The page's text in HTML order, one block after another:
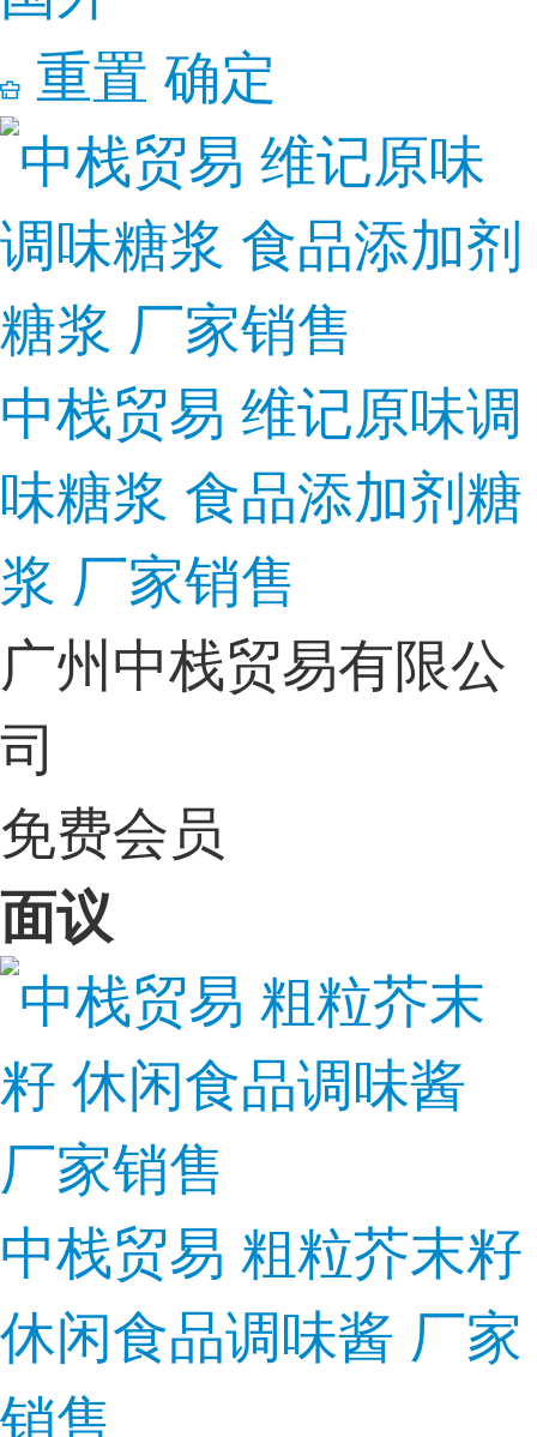
重置 确定
中栈贸易 维记原味调
味糖浆 食品添加剂糖
浆 厂家销售
广州中栈贸易有限公
司
免费会员
面议
中栈贸易 粗粒芥末籽
休闲食品调味酱 厂家
销售